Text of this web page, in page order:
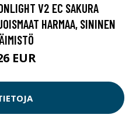
V2 EC SAKURA
HARMAA, SININEN
EUR